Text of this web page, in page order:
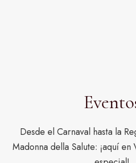
Desde el Carnaval hasta la
Madonna della Salute: ¡aquí